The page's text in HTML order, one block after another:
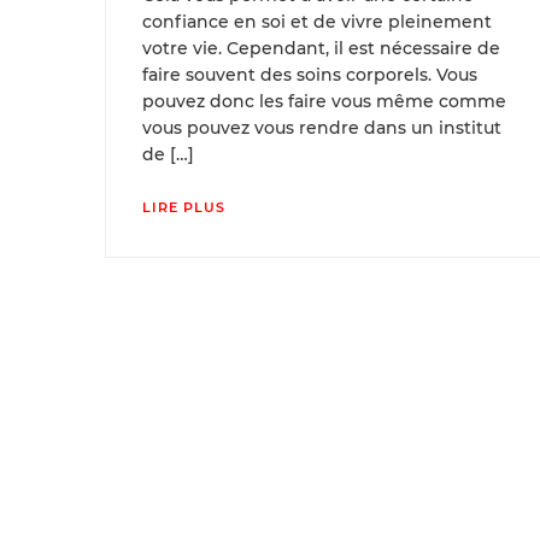
confiance en soi et de vivre pleinement
votre vie. Cependant, il est nécessaire de
faire souvent des soins corporels. Vous
pouvez donc les faire vous même comme
vous pouvez vous rendre dans un institut
de […]
LIRE PLUS